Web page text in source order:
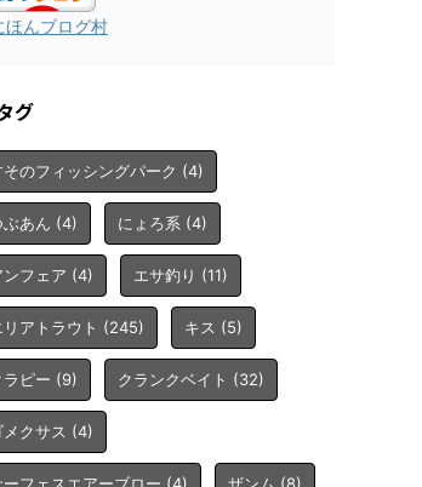
ほんブログ村
グ
そのフィッシングパーク (4)
ぶあん (4) にょろ系 (4)
ンフェア (4) エサ釣り (11)
リアトラウト (245) キス (5)
ラピー (9) クランクベイト (32)
メクサス (4)